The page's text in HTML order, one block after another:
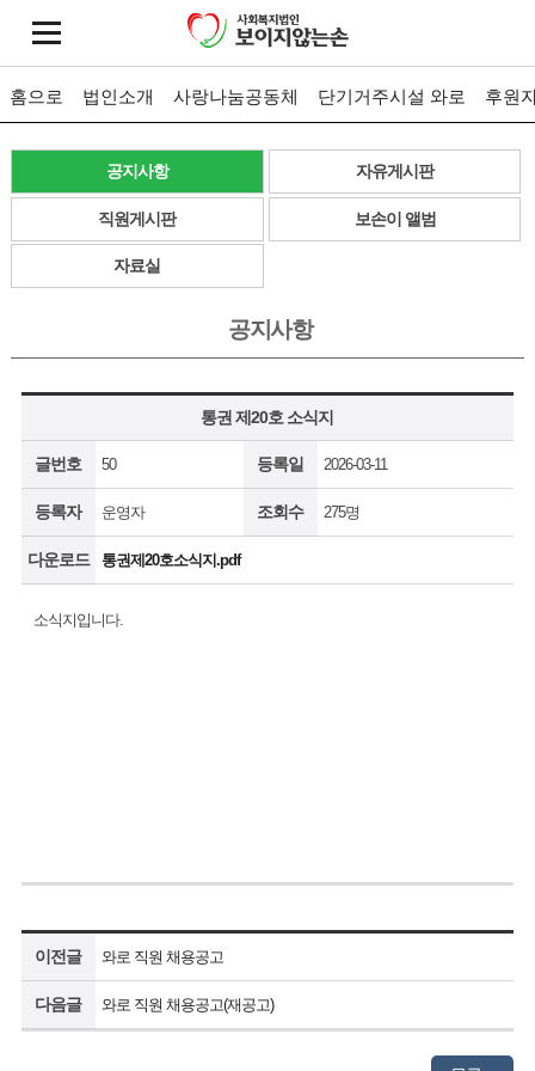
홈으로 법인소개 사랑나눔공동체 단기거주시설 와로 후원
공지사항 자유게시판
직원게시판 보손이 앨범
자료실
공지사항
통권 제20호 소식지
글번호 50 등록일 2026-03-11
등록자 운영자 조회수 275명
다운로드 통권제20호소식지.pdf
소식지입니다.
이전글 와로 직원 채용공고
다음글 와로 직원 채용공고(재공고)